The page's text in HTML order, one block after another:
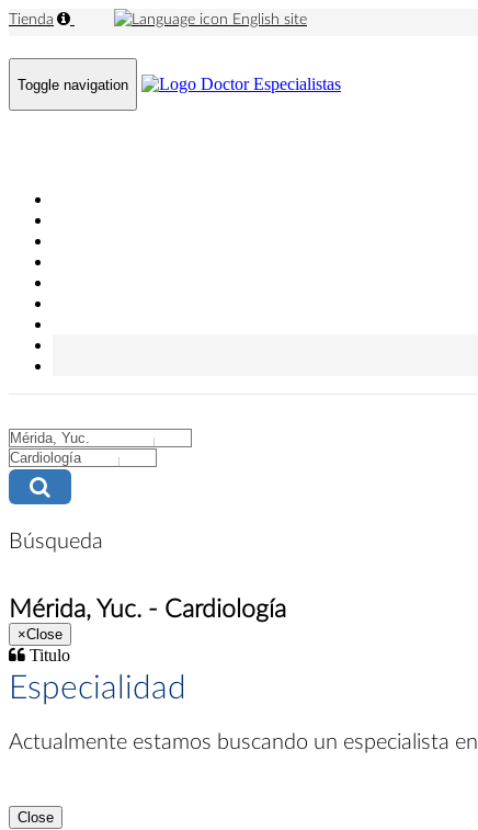
Tienda English site
Toggle navigation
City
Búsqueda
Mérida, Yuc. - Cardiología
×Close
Titulo
Especialidad
Actualmente estamos buscando un especialista en
Close